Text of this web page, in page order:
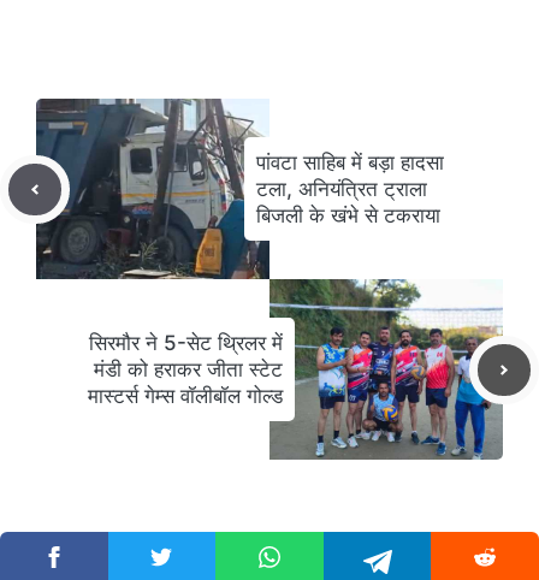
पांवटा साहिब में बड़ा हादसा
टला, अनियंत्रित ट्राला
बिजली के खंभे से टकराया
सिरमौर ने 5-सेट थ्रिलर में
मंडी को हराकर जीता स्टेट
मास्टर्स गेम्स वॉलीबॉल गोल्ड